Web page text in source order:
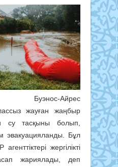
Буэнос-Айрес
жауған жаңбыр
су тасқыны болып,
эвакуацияланды. Бұл
жергілікті
жариялады, деп